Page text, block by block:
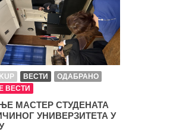
ВЕСТИ
ОДАБРАНО
ВЕСТИ
МАСТЕР СТУДЕНАТА
УНИВЕРЗИТЕТА У